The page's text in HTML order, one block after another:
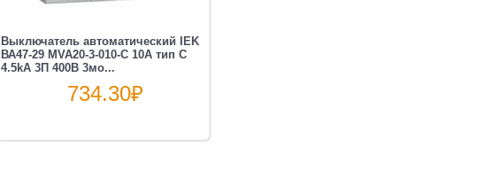
Выключатель автоматический IEK
ВА47-29 MVA20-3-010-C 10A тип C
4.5kA 3П 400В 3мо...
734.30₽